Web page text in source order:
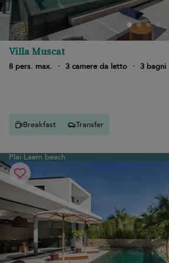
Villa Muscat
8 pers. max.
· 3 camere da letto · 3 bagni
Breakfast Transfer
Plai Laem beach